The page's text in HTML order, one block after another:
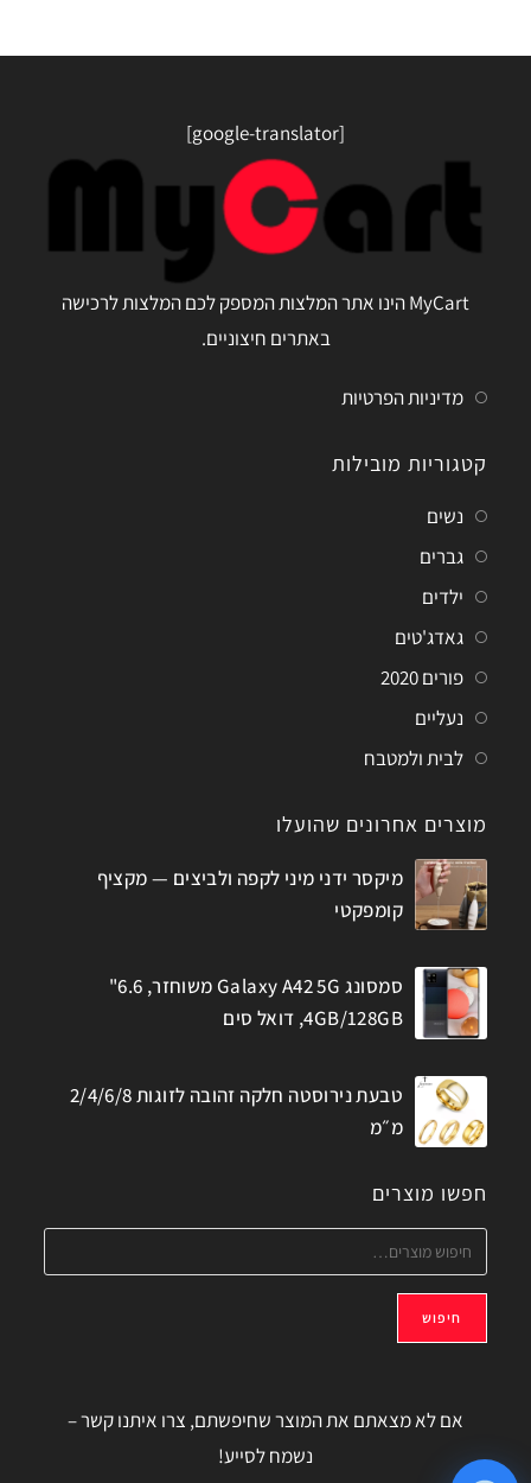
[google-translator]
MyCart הינו אתר המלצות המספק לכם המלצות לרכישה
באתרים חיצוניים.
מדיניות הפרטיות
קטגוריות מובילות
נשים
גברים
ילדים
גאדג'טים
פורים 2020
נעליים
לבית ולמטבח
מוצרים אחרונים שהועלו
מיקסר ידני מיני לקפה ולביצים — מקציף
קומפקטי
סמסונג Galaxy A42 5G משוחזר, 6.6"
4GB/128GB, דואל סים
טבעת נירוסטה חלקה זהובה לזוגות 2/4/6/8
מ״מ
חפשו מוצרים
חיפוש
אם לא מצאתם את המוצר שחיפשתם, צרו איתנו קשר –
נשמח לסייע!